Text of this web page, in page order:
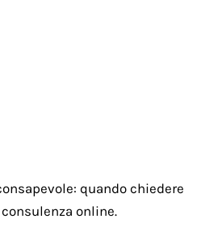
quando chiedere
online.